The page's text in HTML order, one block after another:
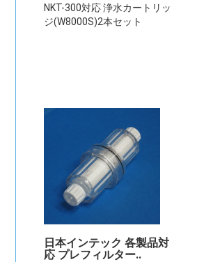
NKT-300対応 浄水カートリッ
ジ(W8000S)2本セット
日本インテック 各製品対
応 プレフィルター..